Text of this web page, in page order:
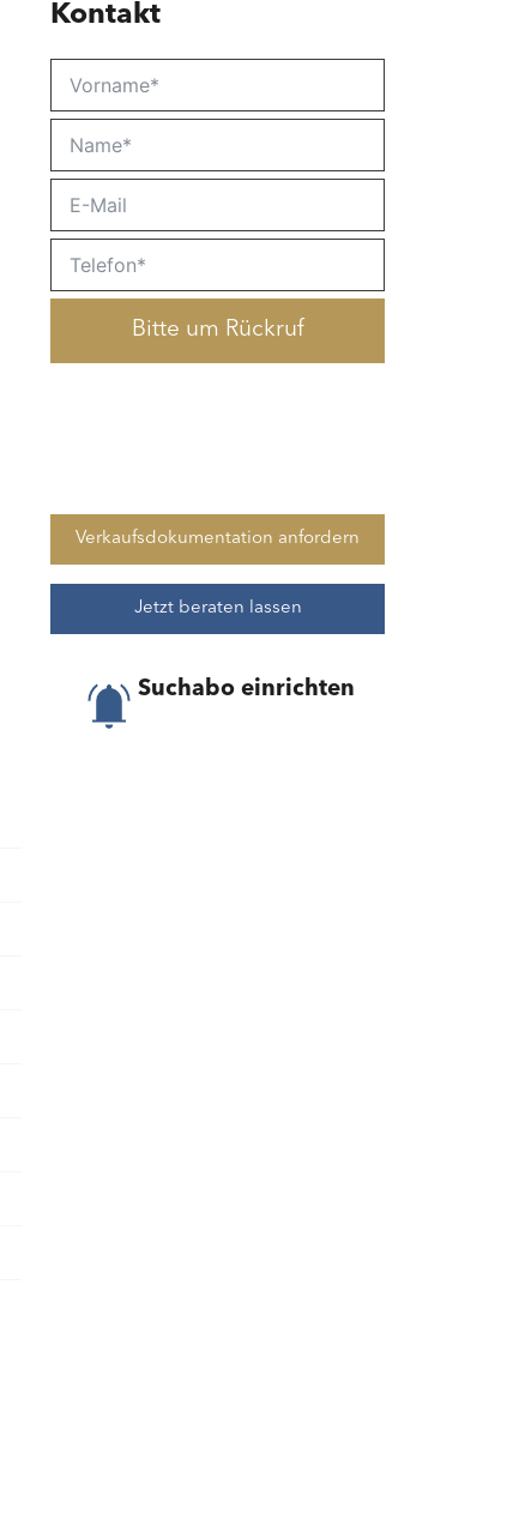
Kontakt
Bitte um Rückruf
Verkaufsdokumentation anfordern
Jetzt beraten lassen
Suchabo einrichten